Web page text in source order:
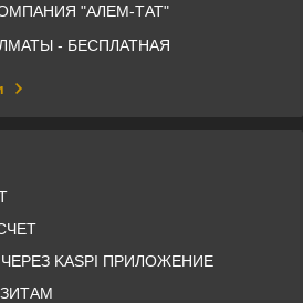
"АЛЕМ-ТАТ"
- БЕСПЛАТНАЯ
KASPI ПРИЛОЖЕНИЕ